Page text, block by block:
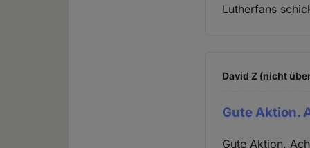
Lutherfans
David Z (nicht
Gute Aktion.
Gute Aktion.